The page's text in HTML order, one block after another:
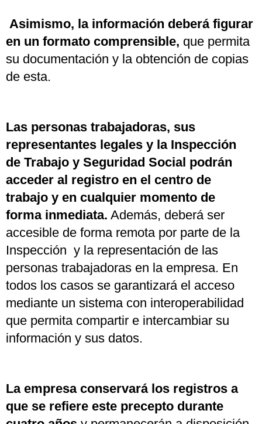
Asimismo, la información deberá figurar
en un formato comprensible, que permita
su documentación y la obtención de copias
de esta.
Las personas trabajadoras, sus
representantes legales y la Inspección
de Trabajo y Seguridad Social podrán
acceder al registro en el centro de
trabajo y en cualquier momento de
forma inmediata. Además, deberá ser
accesible de forma remota por parte de la
Inspección y la representación de las
personas trabajadoras en la empresa. En
todos los casos se garantizará el acceso
mediante un sistema con interoperabilidad
que permita compartir e intercambiar su
información y sus datos.
La empresa conservará los registros a
que se refiere este precepto durante